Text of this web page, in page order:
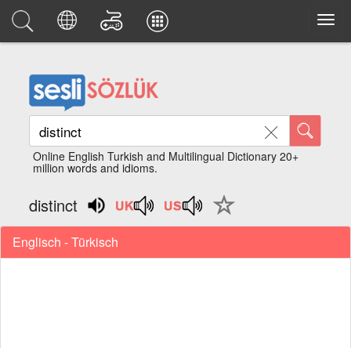
Online English Turkish and Multilingual Dictionary 20+
million words and idioms.
distinct
Englisch - Türkisch